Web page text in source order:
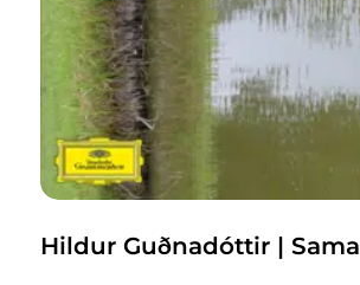
Hildur Guðnadóttir |